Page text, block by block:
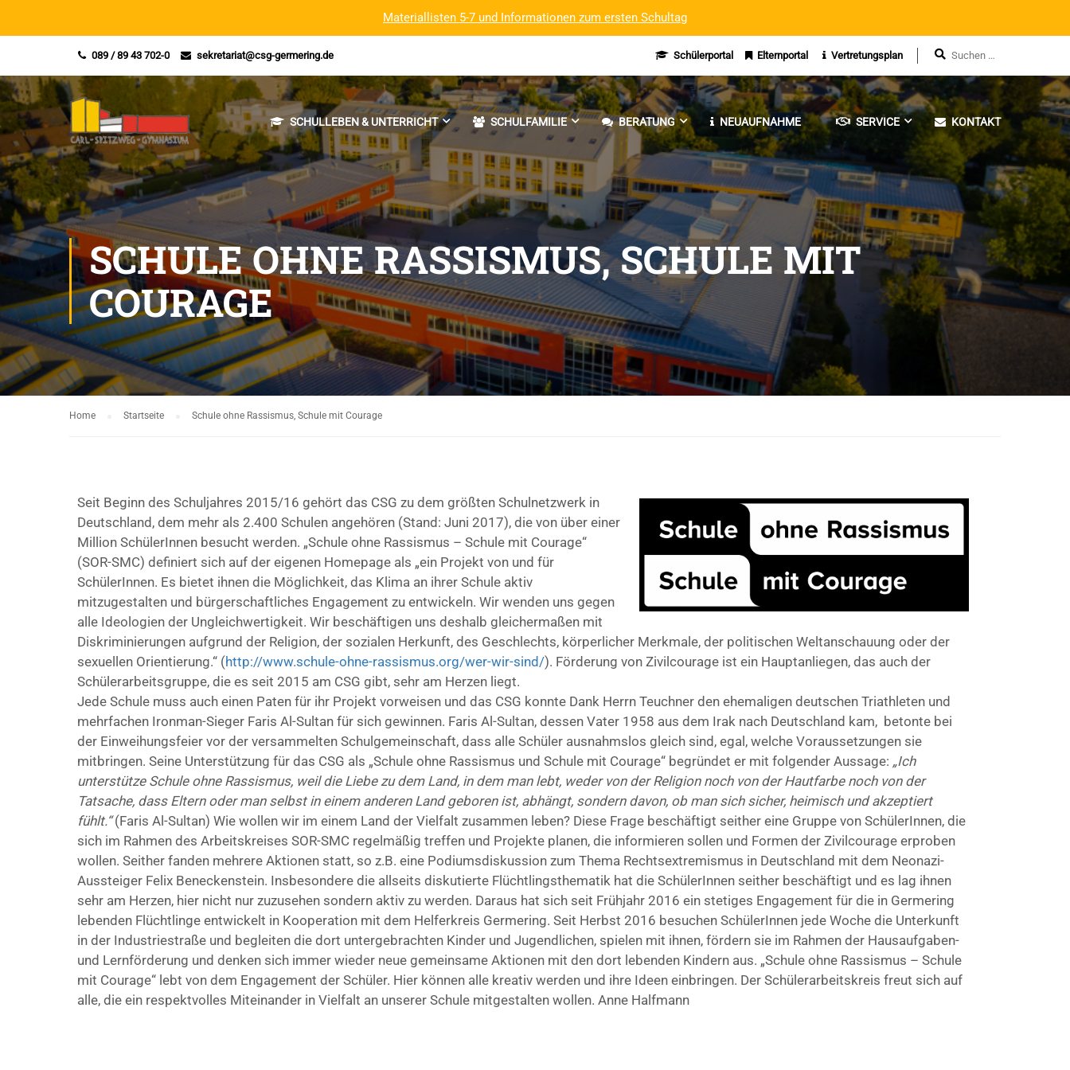
Materiallisten 5-7 und Informationen zum ersten Schultag
089 / 89 43 702-0 sekretariat@csg-germering.de Schülerportal Elternportal Vertretungsplan
SCHULLEBEN & UNTERRICHT SCHULFAMILIE BERATUNG NEUAUFNAHME SERVICE KONTAKT
SCHULE OHNE RASSISMUS, SCHULE MIT
COURAGE
Home Startseite Schule ohne Rassismus, Schule mit Courage
Seit Beginn des Schuljahres 2015/16 gehört das CSG zu dem größten Schulnetzwerk in
Deutschland, dem mehr als 2.400 Schulen angehören (Stand: Juni 2017), die von über einer
Million SchülerInnen besucht werden. „Schule ohne Rassismus – Schule mit Courage“
(SOR-SMC) definiert sich auf der eigenen Homepage als „ein Projekt von und für
SchülerInnen. Es bietet ihnen die Möglichkeit, das Klima an ihrer Schule aktiv
mitzugestalten und bürgerschaftliches Engagement zu entwickeln. Wir wenden uns gegen
alle Ideologien der Ungleichwertigkeit. Wir beschäftigen uns deshalb gleichermaßen mit
Diskriminierungen aufgrund der Religion, der sozialen Herkunft, des Geschlechts, körperlicher Merkmale, der politischen Weltanschauung oder der
sexuellen Orientierung.“ (http://www.schule-ohne-rassismus.org/wer-wir-sind/). Förderung von Zivilcourage ist ein Hauptanliegen, das auch der
Schülerarbeitsgruppe, die es seit 2015 am CSG gibt, sehr am Herzen liegt.
Jede Schule muss auch einen Paten für ihr Projekt vorweisen und das CSG konnte Dank Herrn Teuchner den ehemaligen deutschen Triathleten und
mehrfachen Ironman-Sieger Faris Al-Sultan für sich gewinnen. Faris Al-Sultan, dessen Vater 1958 aus dem Irak nach Deutschland kam, betonte bei
der Einweihungsfeier vor der versammelten Schulgemeinschaft, dass alle Schüler ausnahmslos gleich sind, egal, welche Voraussetzungen sie
mitbringen. Seine Unterstützung für das CSG als „Schule ohne Rassismus und Schule mit Courage“ begründet er mit folgender Aussage: „Ich
unterstütze Schule ohne Rassismus, weil die Liebe zu dem Land, in dem man lebt, weder von der Religion noch von der Hautfarbe noch von der
Tatsache, dass Eltern oder man selbst in einem anderen Land geboren ist, abhängt, sondern davon, ob man sich sicher, heimisch und akzeptiert
fühlt.“(Faris Al-Sultan) Wie wollen wir im einem Land der Vielfalt zusammen leben? Diese Frage beschäftigt seither eine Gruppe von SchülerInnen, die
sich im Rahmen des Arbeitskreises SOR-SMC regelmäßig treffen und Projekte planen, die informieren sollen und Formen der Zivilcourage erproben
wollen. Seither fanden mehrere Aktionen statt, so z.B. eine Podiumsdiskussion zum Thema Rechtsextremismus in Deutschland mit dem Neonazi-
Aussteiger Felix Beneckenstein. Insbesondere die allseits diskutierte Flüchtlingsthematik hat die SchülerInnen seither beschäftigt und es lag ihnen
sehr am Herzen, hier nicht nur zuzusehen sondern aktiv zu werden. Daraus hat sich seit Frühjahr 2016 ein stetiges Engagement für die in Germering
lebenden Flüchtlinge entwickelt in Kooperation mit dem Helferkreis Germering. Seit Herbst 2016 besuchen SchülerInnen jede Woche die Unterkunft
in der Industriestraße und begleiten die dort untergebrachten Kinder und Jugendlichen, spielen mit ihnen, fördern sie im Rahmen der Hausaufgaben-
und Lernförderung und denken sich immer wieder neue gemeinsame Aktionen mit den dort lebenden Kindern aus. „Schule ohne Rassismus – Schule
mit Courage“ lebt von dem Engagement der Schüler. Hier können alle kreativ werden und ihre Ideen einbringen. Der Schülerarbeitskreis freut sich auf
alle, die ein respektvolles Miteinander in Vielfalt an unserer Schule mitgestalten wollen. Anne Halfmann